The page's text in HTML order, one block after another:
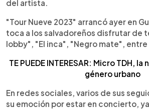
del artista.
"Tour Nueve 2023" arrancó ayer en
toca a los salvadoreños disfrutar de
lobby", "El inca", "Negro mate",
TE PUEDE INTERESAR: Micro TDH,
género urbano
En redes sociales, varios de sus
su emoción por estar en concierto,